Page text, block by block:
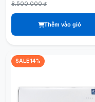
8,500,000 đ
Thêm vào giỏ
SALE 14%